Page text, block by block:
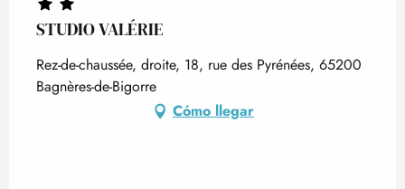
STUDIO VALÉRIE
Rez-de-chaussée, droite, 18, rue des Pyrénées, 65200
Bagnères-de-Bigorre
Cómo llegar